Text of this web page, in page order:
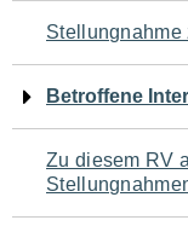
Navigation
für
den
Stellungnahme
Betroffene
Zu diesem RV